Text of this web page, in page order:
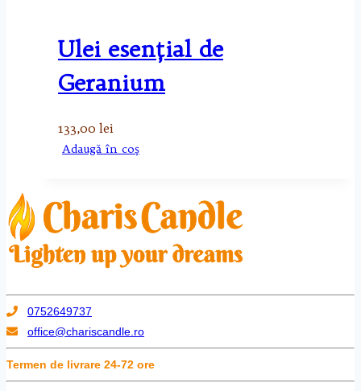
Ulei esenţial de
Geranium
133,00 lei
Adaugă în coș
0752649737
office@chariscandle.ro
Termen de livrare 24-72 ore